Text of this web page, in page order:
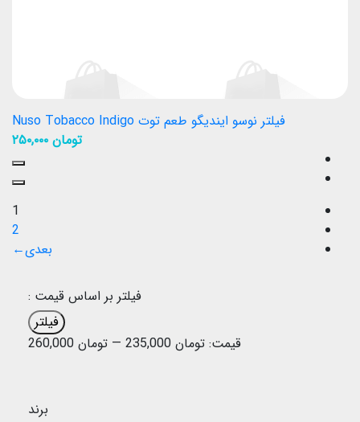
فیلتر نوسو ایندیگو طعم توت Nuso Tobacco Indigo
تومان
1
2
←
فیلتر بر اساس قیمت :
فیلتر
قیمت: تومان 235,000 — تومان 260,000
برند